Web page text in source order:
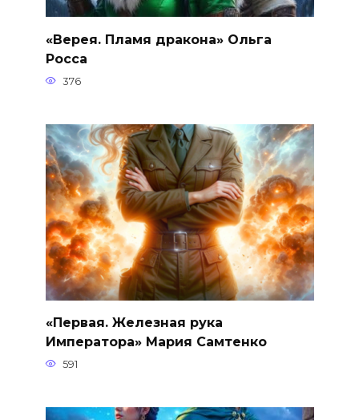
«Верея. Пламя дракона» Ольга
Росса
376
«Первая. Железная рука
Императора» Мария Самтенко
591